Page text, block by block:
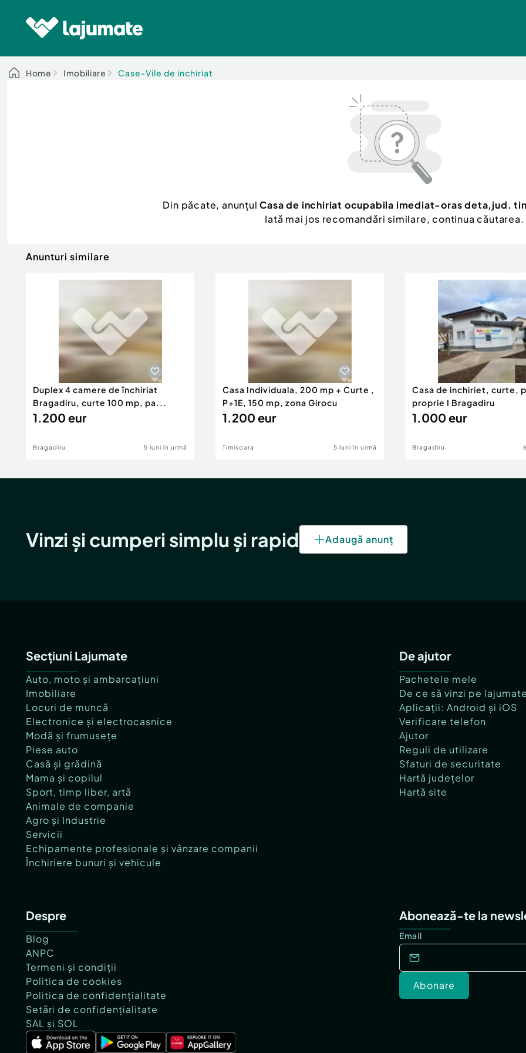
Home Imobiliare Case-Vile de inchiriat
Din păcate, anunțulCasa de inchiriat ocupabila imediat-oras deta,jud.
Iată mai jos recomandări similare, continua căutarea.
Anunturi similare
Duplex 4 camere de închiriat
Bragadiru, curte 100 mp, pa...
1.200 eur
Bragadiru 5 luni în urmă
Casa Individuala, 200 mp + Curte ,
P+1E, 150 mp, zona Girocu
1.200 eur
Timisoara 5 luni în urmă
Casa de inchiriet, curte,
proprie I Bragadiru
1.000 eur
Bragadiru
Vinzi și cumperi simplu și rapid Adaugă anunț
Secțiuni Lajumate
Auto, moto și ambarcațiuni
Imobiliare
Locuri de muncă
Electronice și electrocasnice
Modă și frumusețe
Piese auto
Casă și grădină
Mama și copilul
Sport, timp liber, artă
Animale de companie
Agro și Industrie
Servicii
Echipamente profesionale și vânzare companii
Închiriere bunuri și vehicule
De ajutor
Pachetele mele
De ce să vinzi pe
Aplicații: Android și iOS
Verificare telefon
Ajutor
Reguli de utilizare
Sfaturi de securitate
Hartă județelor
Hartă site
Despre
Blog
ANPC
Termeni și condiții
Politica de cookies
Politica de confidențialitate
Setări de confidențialitate
SAL și SOL
Abonează-te la
Email
Abonare